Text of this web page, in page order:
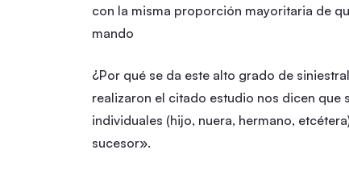
con la misma proporción mayoritaria de
mando
¿Por qué se da este alto grado de
realizaron el citado estudio nos dicen que
individuales (hijo, nuera, hermano,
sucesor».